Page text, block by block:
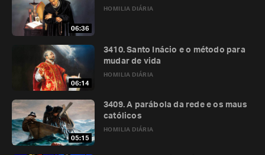
06:36
HOMILIA DIÁRIA
06:14
HOMILIA DIÁRIA
3410. Santo Inácio e o método para
mudar de vida
05:15
HOMILIA DIÁRIA
3409. A parábola da rede e os maus
católicos